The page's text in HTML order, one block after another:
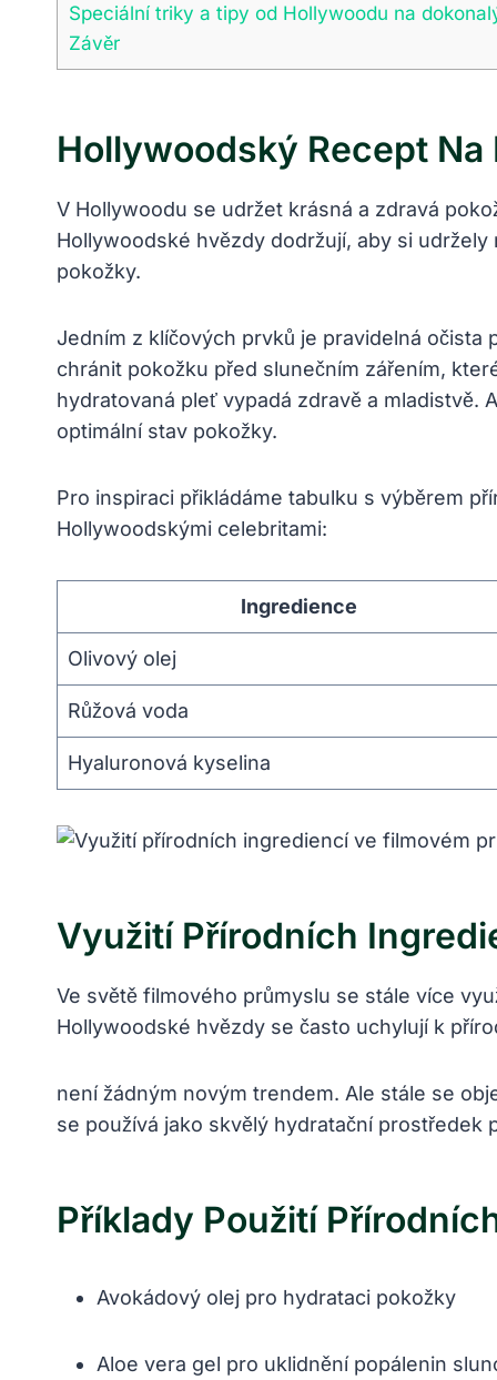
Speciální ‌triky a tipy od Hollywoodu ‍na
Závěr
Hollywoodský Recept
V Hollywoodu se udržet krásná a zdravá
Hollywoodské hvězdy dodržují, aby si⁤
pokožky.
Jedním z klíčových prvků je pravidelná⁣ očista
chránit pokožku před slunečním​ zářením,
‌hydratovaná pleť vypadá zdravě a mladistvě.
optimální stav pokožky.
Pro inspiraci ⁤přikládáme tabulku s výběrem⁢
Hollywoodskými celebritami:
Ingredience
Olivový olej
Růžová voda
Hyaluronová​ kyselina
Využití Přírodních
Ve světě filmového ⁣průmyslu se stále ⁢více
Hollywoodské⁣ hvězdy⁤ se často uchylují ‍k
není‍ žádným ⁤novým ‍trendem. Ale stále se
se⁢ používá jako skvělý hydratační prostředek
Příklady⁢ Použití
Avokádový ⁤olej ‌pro hydrataci pokožky
Aloe ⁢vera gel pro uklidnění popálenin